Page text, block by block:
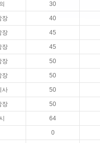
30
장 40
장 45
장 45
장 50
장 50
사 50
장 50
64
0